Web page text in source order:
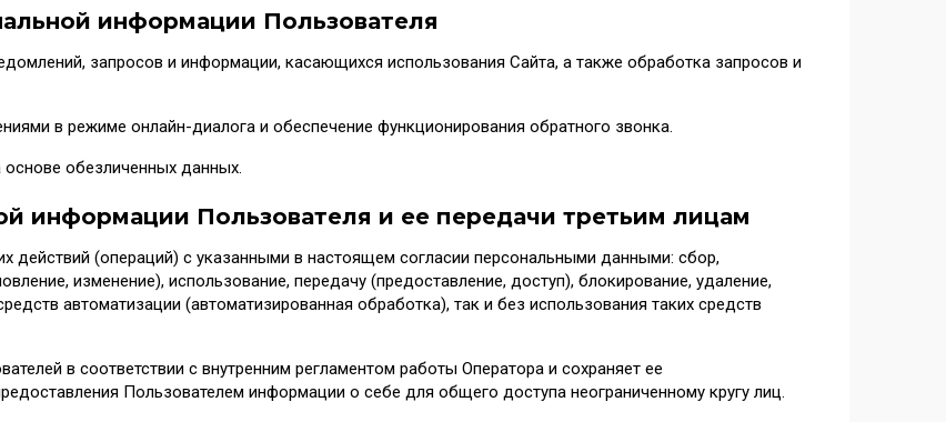
информации Пользователя
запросов и информации, касающихся использования Сайта, а также обработка запросов и
в режиме онлайн-диалога и обеспечение функционирования обратного звонка.
основе обезличенных данных.
информации Пользователя и ее передачи третьим лицам
действий (операций) с указанными в настоящем согласии персональными данными: сбор,
изменение), использование, передачу (предоставление, доступ), блокирование, удаление,
автоматизации (автоматизированная обработка), так и без использования таких средств
в соответствии с внутренним регламентом работы Оператора и сохраняет ее
Пользователем информации о себе для общего доступа неограниченному кругу лиц.